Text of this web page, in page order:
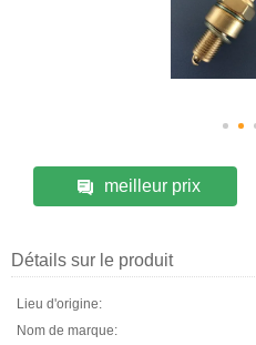
meilleur prix
Détails sur le produit
Lieu d'origine:
Nom de marque: